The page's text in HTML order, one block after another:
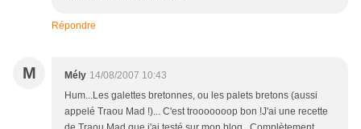
Répondre
M Mély 14/08/2007 10:43
Hum...Les galettes bretonnes, ou les palets bretons (aussi
appelé Traou Mad !)... C'est trooooooop bon !J'ai une recette